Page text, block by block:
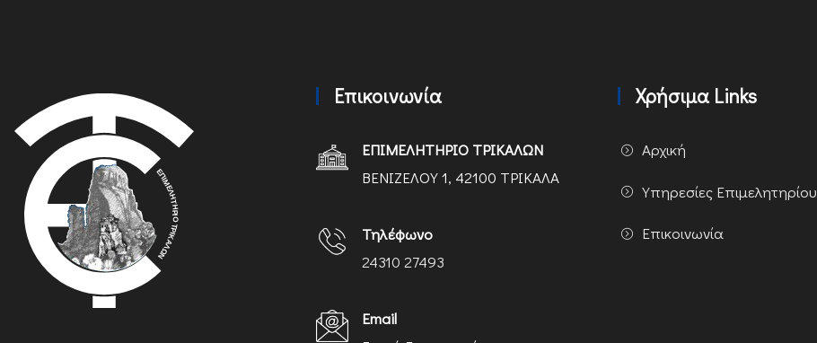
Επικοινωνία
ΕΠΙΜΕΛΗΤΗΡΙΟ ΤΡΙΚΑΛΩΝ
ΒΕΝΙΖΕΛΟΥ 1, 42100 ΤΡΙΚΑΛΑ
Τηλέφωνο
24310 27493
Email
Χρήσιμα Links
Αρχική
Υπηρεσίες Επιμελητηρίου
Επικοινωνία